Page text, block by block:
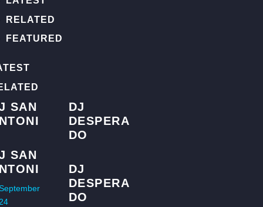
RELATED
FEATURED
SAN
SAN
DJ
DESPERA
DO
DJ
DESPERA
DO